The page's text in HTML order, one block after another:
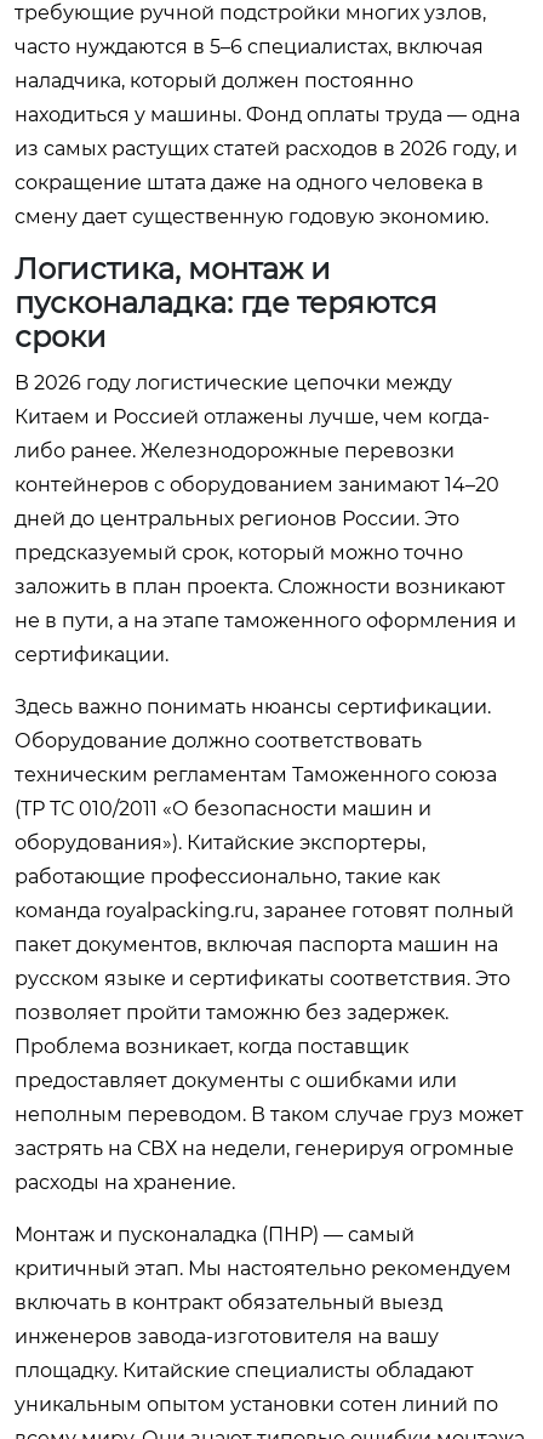
требующие ручной подстройки многих узлов,
часто нуждаются в 5–6 специалистах, включая
наладчика, который должен постоянно
находиться у машины. Фонд оплаты труда — одна
из самых растущих статей расходов в 2026 году, и
сокращение штата даже на одного человека в
смену дает существенную годовую экономию.
Логистика, монтаж и
пусконаладка: где теряются
сроки
В 2026 году логистические цепочки между
Китаем и Россией отлажены лучше, чем когда-
либо ранее. Железнодорожные перевозки
контейнеров с оборудованием занимают 14–20
дней до центральных регионов России. Это
предсказуемый срок, который можно точно
заложить в план проекта. Сложности возникают
не в пути, а на этапе таможенного оформления и
сертификации.
Здесь важно понимать нюансы сертификации.
Оборудование должно соответствовать
техническим регламентам Таможенного союза
(ТР ТС 010/2011 «О безопасности машин и
оборудования»). Китайские экспортеры,
работающие профессионально, такие как
команда royalpacking.ru, заранее готовят полный
пакет документов, включая паспорта машин на
русском языке и сертификаты соответствия. Это
позволяет пройти таможню без задержек.
Проблема возникает, когда поставщик
предоставляет документы с ошибками или
неполным переводом. В таком случае груз может
застрять на СВХ на недели, генерируя огромные
расходы на хранение.
Монтаж и пусконаладка (ПНР) — самый
критичный этап. Мы настоятельно рекомендуем
включать в контракт обязательный выезд
инженеров завода-изготовителя на вашу
площадку. Китайские специалисты обладают
уникальным опытом установки сотен линий по